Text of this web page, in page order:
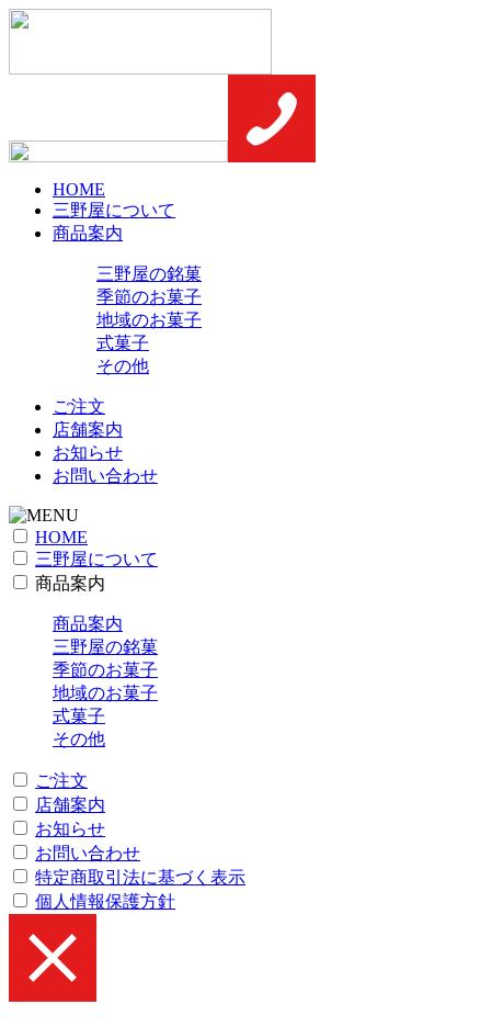
HOME
三野屋について
商品案内
三野屋の銘菓
季節のお菓子
地域のお菓子
式菓子
その他
ご注文
店舗案内
お知らせ
お問い合わせ
HOME
三野屋について
商品案内
商品案内
三野屋の銘菓
季節のお菓子
地域のお菓子
式菓子
その他
ご注文
店舗案内
お知らせ
お問い合わせ
特定商取引法に基づく表示
個人情報保護方針